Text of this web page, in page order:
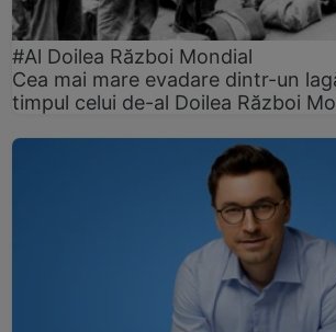
#Al Doilea Război Mondial
Cea mai mare evadare dintr-un
timpul celui de-al Doilea Război